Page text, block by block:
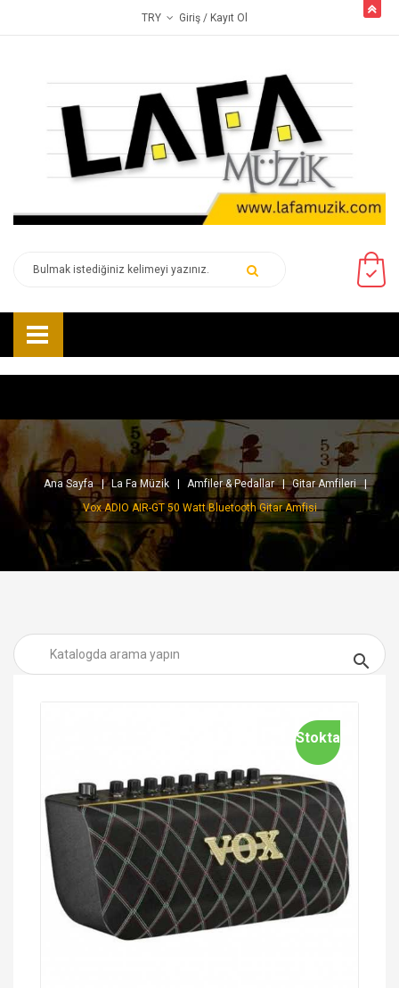
TRY Giriş / Kayıt Ol
Ana Sayfa La Fa Müzik Amfiler & Pedallar
Gitar Amfileri
Vox ADIO AIR-GT 50 Watt Bluetooth Gitar Amfisi

Stokta